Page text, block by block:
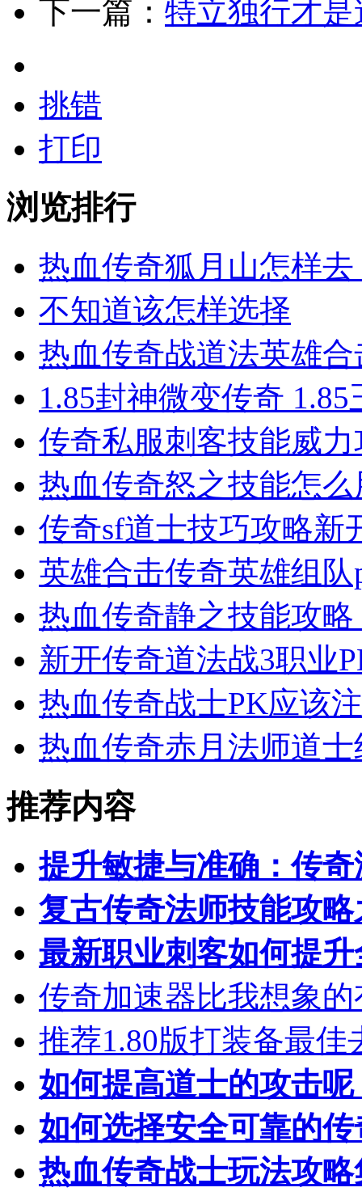
下一篇： 特立独行才
挑错
打印
浏览排行
热血传奇狐月山怎样
不知道该怎样选择
热血传奇战道法英雄
1.85封神微变传奇
传奇私服​刺客技能威
热血传奇怒之技能怎
传奇sf道士技巧攻略新
英雄合击传奇英雄组
热血传奇静之技能攻
新开传奇道法战3职业
热血传奇战士PK应该
热血传奇赤月法师道
推荐内容
提升敏捷与准确：传
复古传奇法师技能攻
最新职业刺客如何提
传奇加速器比我想象的
推荐1.80版打装备最佳
如何提高道士的攻击呢
如何选择安全可靠的
热血传奇战士玩法攻略